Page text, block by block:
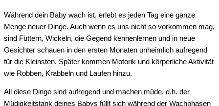
Während dein Baby wach ist, erlebt es jeden Tag eine ganze
Menge neuer Dinge. Auch wenn es uns nicht so vorkommen mag,
sind Füttern, Wickeln, die Gegend kennenlernen und in neue
Gesichter schauen in den ersten Monaten unheimlich aufregend
für die Kleinsten. Später kommen Motorik und körperliche Aktivität
wie Robben, Krabbeln und Laufen hinzu.
All
diese Dinge sind aufregend und machen müde, d.h. der
Müdigkeitstank deines Babys füllt sich während der Wachphasen